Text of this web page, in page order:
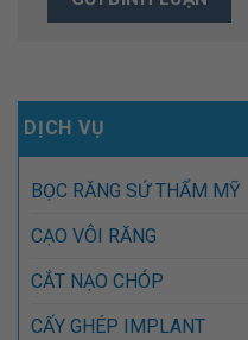
DỊCH VỤ
BỌC RĂNG SỨ THẨM MỸ
CẠO VÔI RĂNG
CẮT NẠO CHÓP
CẤY GHÉP IMPLANT